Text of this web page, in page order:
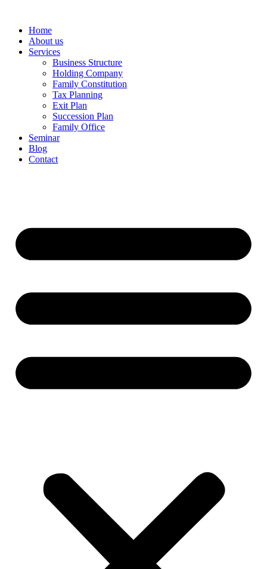
Home
About us
Services
Business Structure
Holding Company
Family Constitution
Tax Planning
Exit Plan
Succession Plan
Family Office
Seminar
Blog
Contact